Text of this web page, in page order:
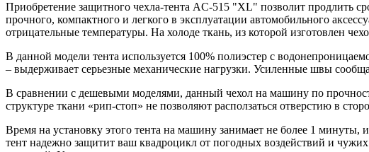
Приобретение защитного чехла-тента AC-515 "XL" позволит продлить
прочного, компактного и легкого в эксплуатации автомобильного
отрицательные температуры. На холоде ткань, из которой изготовлен
В данной модели тента используется 100% полиэстер с
– выдерживает серьезные механические нагрузки. Усиленные швы
В сравнении с дешевыми моделями, данный чехол на машину по
структуре ткани «рип-стоп» не позволяют расползаться отверстию в
Время на установку этого тента на машину занимает не более 1 минуты,
тент надежно защитит ваш квадроцикл от погодных воздействий и